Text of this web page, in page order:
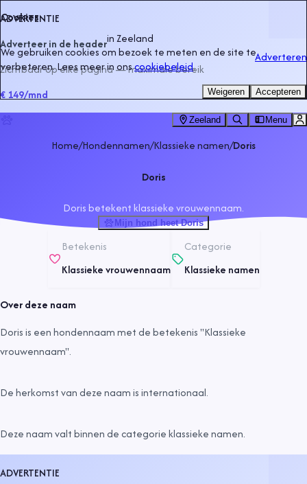
ADVERTENTIE
Adverteer in de headerinZeeland
Zichtbaar op elke pagina — maximale bereik
€ 149/mnd
Adverteren
Zeeland Menu
Home/Hondennamen/Klassieke namen/Doris
Doris
Doris betekent klassieke vrouwennaam.
Mijn hond heet Doris
Betekenis
Klassieke vrouwennaam
Categorie
Klassieke namen
Over deze naam
Doris is een hondennaam met de betekenis "Klassieke
vrouwennaam".
De herkomst van deze naam isinternationaal.
Deze naam valt binnen de categorieklassieke namen.
ADVERTENTIE
Cookies
We gebruiken cookies om bezoek te meten en de site te
verbeteren. Lees meer in onscookiebeleid.
Weigeren Accepteren